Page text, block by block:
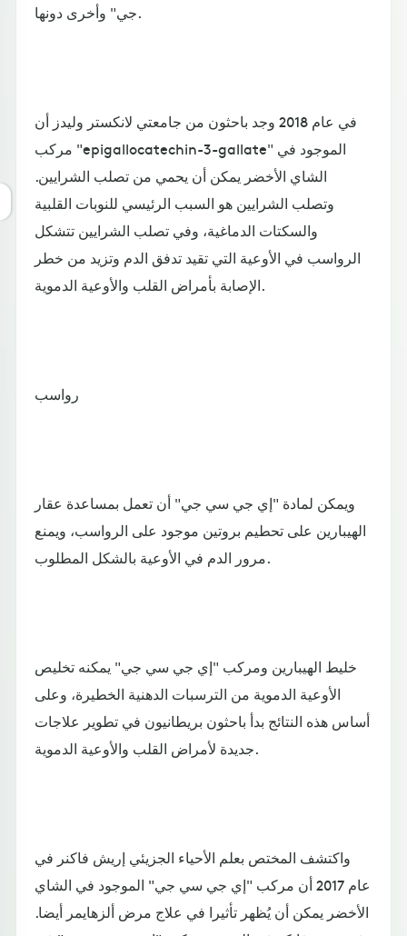
جي" وأخرى دونها.
في عام 2018 وجد باحثون من جامعتي لانكستر وليدز أن
مركب "epigallocatechin-3-gallate" الموجود في
الشاي الأخضر يمكن أن يحمي من تصلب الشرايين.
وتصلب الشرايين هو السبب الرئيسي للنوبات القلبية
والسكتات الدماغية، وفي تصلب الشرايين تتشكل
الرواسب في الأوعية التي تقيد تدفق الدم وتزيد من خطر
الإصابة بأمراض القلب والأوعية الدموية.
رواسب
ويمكن لمادة "إي جي سي جي" أن تعمل بمساعدة عقار
الهيبارين على تحطيم بروتين موجود على الرواسب، ويمنع
مرور الدم في الأوعية بالشكل المطلوب.
خليط الهيبارين ومركب "إي جي سي جي" يمكنه تخليص
الأوعية الدموية من الترسبات الدهنية الخطيرة، وعلى
أساس هذه النتائج بدأ باحثون بريطانيون في تطوير علاجات
جديدة لأمراض القلب والأوعية الدموية.
واكتشف المختص بعلم الأحياء الجزيئي إريش فاكنر في
عام 2017 أن مركب "إي جي سي جي" الموجود في الشاي
الأخضر يمكن أن يُظهر تأثيرا في علاج مرض ألزهايمر أيضا.